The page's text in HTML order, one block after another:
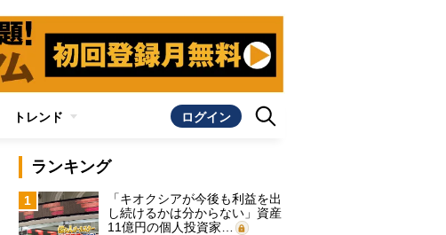
トレンド ログイン
ランキング
1
「キオクシアが今後も利益を出
し続けるかは分からない」資産
11億円の個人投資家…